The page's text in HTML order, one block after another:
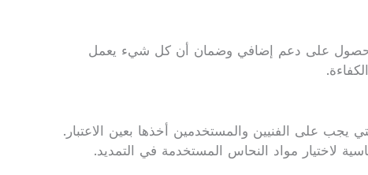
للحصول على دعم إضافي وضمان أن كل شيء يعمل
يجب على الفنيين والمستخدمين أخذها بعين الاعتبار.
لاختيار مواد النحاس المستخدمة في التمديد.